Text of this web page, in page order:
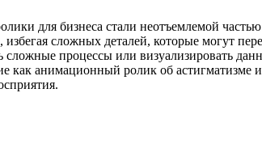
для бизнеса стали неотъемлемой
сложных деталей, которые могут
процессы или визуализировать
анимационный ролик об астигматизме